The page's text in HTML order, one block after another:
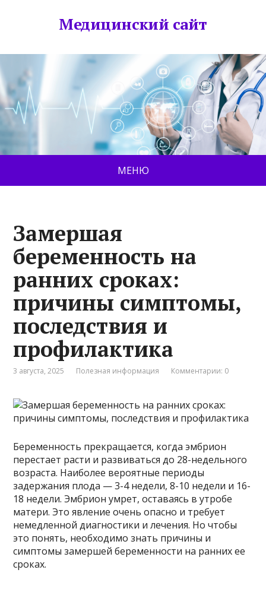
Медицинский сайт
МЕНЮ
Замершая
беременность на
ранних сроках:
причины симптомы,
последствия и
профилактика
3 августа, 2025 Полезная информация Комментарии: 0
Беременность прекращается, когда эмбрион
перестает расти и развиваться до 28-недельного
возраста. Наиболее вероятные периоды
задержания плода — 3-4 недели, 8-10 недели и 16-
18 недели. Эмбрион умрет, оставаясь в утробе
матери. Это явление очень опасно и требует
немедленной диагностики и лечения. Но чтобы
это понять, необходимо знать причины и
симптомы замершей беременности на ранних ее
сроках.